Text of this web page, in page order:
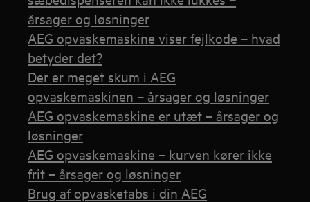
årsager og løsninger
AEG opvaskemaskine viser fejlkode – hvad
betyder det?
Der er meget skum i AEG
opvaskemaskinen – årsager og løsninger
AEG opvaskemaskine er utæt – årsager og
løsninger
AEG opvaskemaskine – kurven kører ikke
frit – årsager og løsninger
Brug af opvasketabs i din AEG